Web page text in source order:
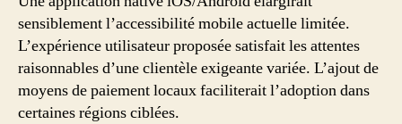
sensiblement l’accessibilité mobile actuelle limitée.
L’expérience utilisateur proposée satisfait les attentes
raisonnables d’une clientèle exigeante variée. L’ajout de
moyens de paiement locaux faciliterait l’adoption dans
certaines régions ciblées.